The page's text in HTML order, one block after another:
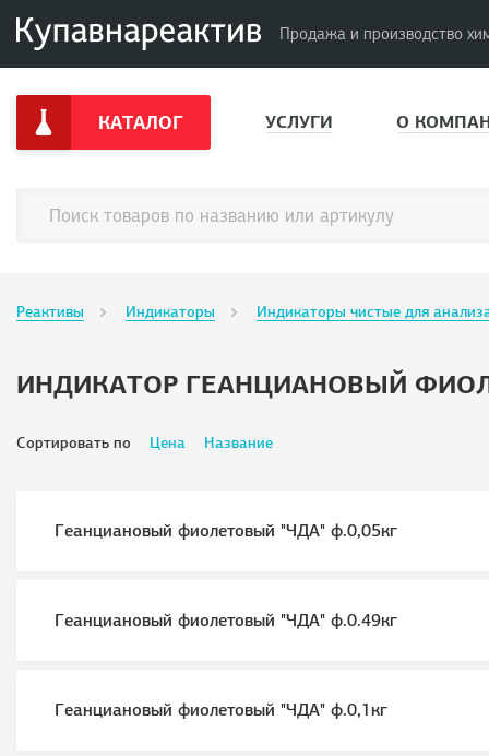
Продажа и производство
КАТАЛОГ УСЛУГИ О
Реактивы Индикаторы Индикаторы чистые для
ИНДИКАТОР ГЕАНЦИАНОВЫЙ
Сортировать по Цена Название
Геанциановый фиолетовый "ЧДА" ф.0,05кг
Геанциановый фиолетовый "ЧДА" ф.0.49кг
Геанциановый фиолетовый "ЧДА" ф.0,1кг